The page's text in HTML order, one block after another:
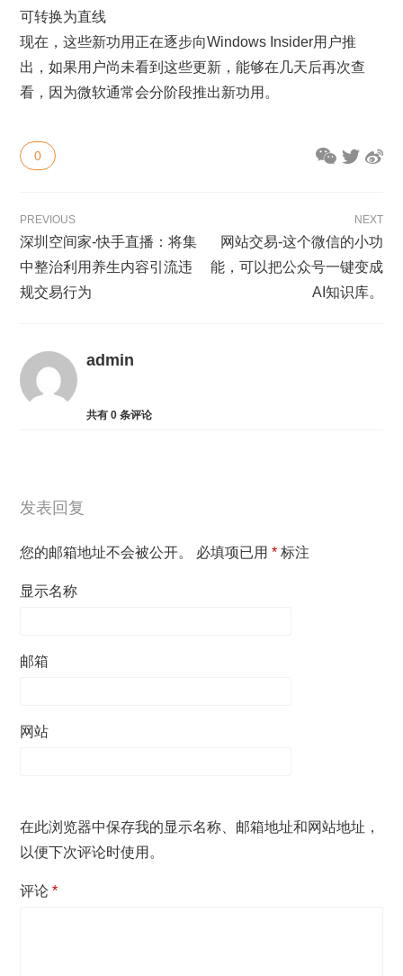
可转换为直线
现在，这些新功用正在逐步向Windows Insider用户推
出，如果用户尚未看到这些更新，能够在几天后再次查
看，因为微软通常会分阶段推出新功用。
0
PREVIOUS
深圳空间家-快手直播：将集
中整治利用养生内容引流违
规交易行为
NEXT
网站交易-这个微信的小功
能，可以把公众号一键变成
AI知识库。
admin
共有0 条评论
发表回复
您的邮箱地址不会被公开。 必填项已用* 标注
显示名称
邮箱
网站
在此浏览器中保存我的显示名称、邮箱地址和网站地址，
以便下次评论时使用。
评论*